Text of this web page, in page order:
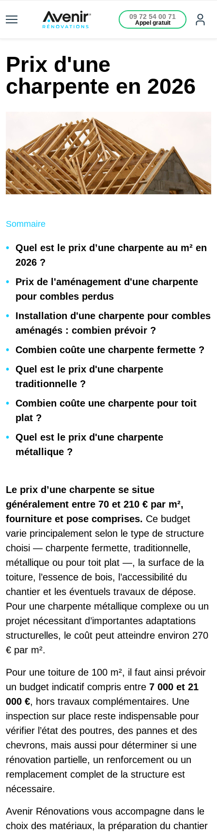
09 72 54 00 71
Appel gratuit
Prix d'une
charpente en 2026
Sommaire
Quel est le prix d’une charpente au m² en
2026 ?
Prix de l'aménagement d'une charpente
pour combles perdus
Installation d'une charpente pour combles
aménagés : combien prévoir ?
Combien coûte une charpente fermette ?
Quel est le prix d'une charpente
traditionnelle ?
Combien coûte une charpente pour toit
plat ?
Quel est le prix d'une charpente
métallique ?
Le prix d’une charpente se situe
généralement entre 70 et 210 € par m²,
fourniture et pose comprises. Ce budget
varie principalement selon le type de structure
choisi — charpente fermette, traditionnelle,
métallique ou pour toit plat —, la surface de la
toiture, l’essence de bois, l’accessibilité du
chantier et les éventuels travaux de dépose.
Pour une charpente métallique complexe ou un
projet nécessitant d’importantes adaptations
structurelles, le coût peut atteindre environ 270
€ par m².
Pour une toiture de 100 m², il faut ainsi prévoir
un budget indicatif compris entre 7 000 et 21
000 €, hors travaux complémentaires. Une
inspection sur place reste indispensable pour
vérifier l’état des poutres, des pannes et des
chevrons, mais aussi pour déterminer si une
rénovation partielle, un renforcement ou un
remplacement complet de la structure est
nécessaire.
Avenir Rénovations vous accompagne dans le
choix des matériaux, la préparation du chantier